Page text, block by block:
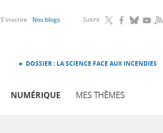
Suivre RSS
S'inscrire Nos blogs
► DOSSIER : LA SCIENCE FACE AUX INCENDIES
NUMÉRIQUE MES THÈMES